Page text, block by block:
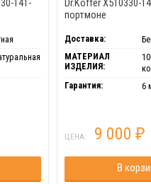
портмоне
Доставка:
МАТЕРИАЛ
ИЗДЕЛИЯ:
Гарантия:
6
ЦЕНА: 9 000 ₽
В